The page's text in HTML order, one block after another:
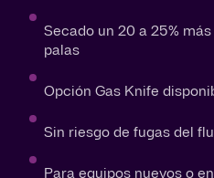
Secado un 20 a 25 %
palas
Opción Gas Knife
Sin riesgo de fugas del
Para equipos nuevos o